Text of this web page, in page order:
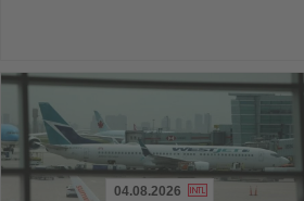
04.08.2026